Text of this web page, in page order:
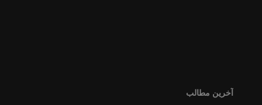
آخرین مطالب